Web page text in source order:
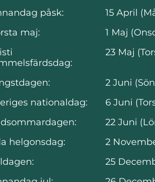
påsk:
15 April
maj:
1 Maj
23 Maj
2 Juni
nationaldag:
6 Juni
22 Juni
helgonsdag:
2
25